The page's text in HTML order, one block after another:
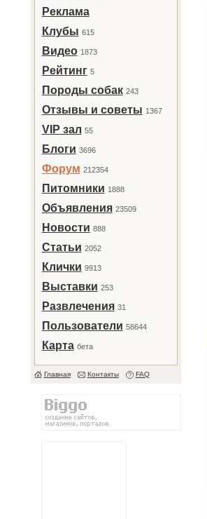
Реклама
Клубы 615
Видео 1873
Рейтинг 5
Породы собак 243
Отзывы и советы 1367
VIP зал 55
Блоги 3696
Форум 212354
Питомники 1888
Объявления 23509
Новости 888
Статьи 2052
Клички 9913
Выставки 253
Развлечения 31
Пользователи 58644
Карта бета
Главная Контакты FAQ